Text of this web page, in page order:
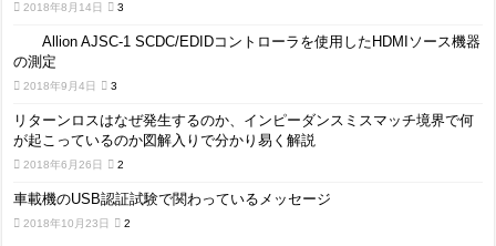
2018年8月14日 3
Allion AJSC-1 SCDC/EDIDコントローラを使用したHDMIソース機器
の測定
2018年9月4日 3
リターンロスはなぜ発生するのか、インピーダンスミスマッチ境界で何
が起こっているのか図解入りで分かり易く解説
2018年6月26日 2
車載機のUSB認証試験で関わっているメッセージ
2018年10月23日 2